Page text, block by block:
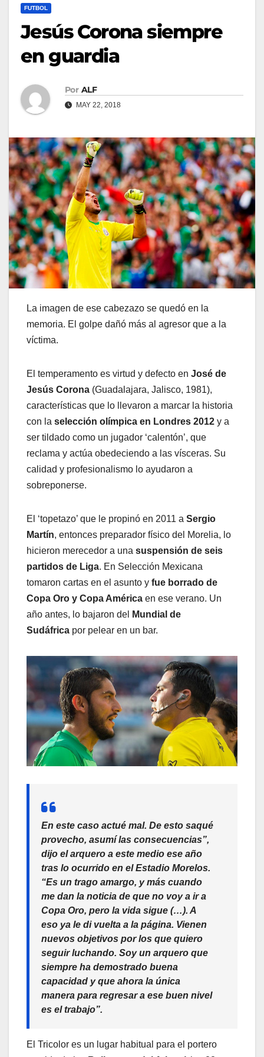
FUTBOL
Jesús Corona siempre
en guardia
Por ALF
MAY 22, 2018
La imagen de ese cabezazo se quedó en la
memoria. El golpe dañó más al agresor que a la
víctima.
El temperamento es virtud y defecto en José de
Jesús Corona (Guadalajara, Jalisco, 1981),
características que lo llevaron a marcar la historia
con la selección olímpica en Londres 2012 y a
ser tildado como un jugador ‘calentón’, que
reclama y actúa obedeciendo a las vísceras. Su
calidad y profesionalismo lo ayudaron a
sobreponerse.
El ‘topetazo’ que le propinó en 2011 a Sergio
Martín, entonces preparador físico del Morelia, lo
hicieron merecedor a una suspensión de seis
partidos de Liga. En Selección Mexicana
tomaron cartas en el asunto y fue borrado de
Copa Oro y Copa América en ese verano. Un
año antes, lo bajaron del
Mundial de
Sudáfrica por pelear en un bar.
En este caso actué mal. De esto saqué
provecho, asumí las consecuencias”,
dijo el arquero a este medio ese año
tras lo ocurrido en el Estadio Morelos.
“Es un trago amargo, y más cuando
me dan la noticia de que no voy a ir a
Copa Oro, pero la vida sigue (…). A
eso ya le di vuelta a la página. Vienen
nuevos objetivos por los que quiero
seguir luchando. Soy un arquero que
siempre ha demostrado buena
capacidad y que ahora la única
manera para regresar a ese buen nivel
es el trabajo”.
El Tricolor es un lugar habitual para el portero